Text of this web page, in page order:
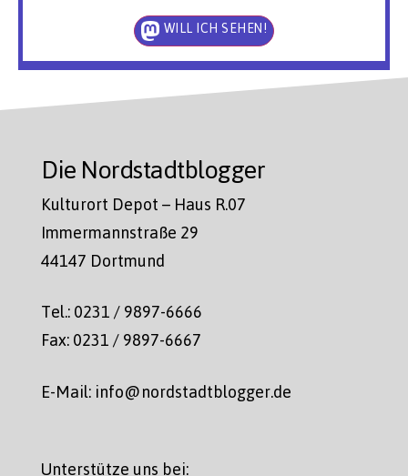
WILL ICH SEHEN!
Die Nordstadtblogger
Kulturort Depot – Haus R.07
Immermannstraße 29
44147 Dortmund
Tel.: 0231 / 9897-6666
Fax: 0231 / 9897-6667
E-Mail: info@nordstadtblogger.de
Unterstütze uns bei: